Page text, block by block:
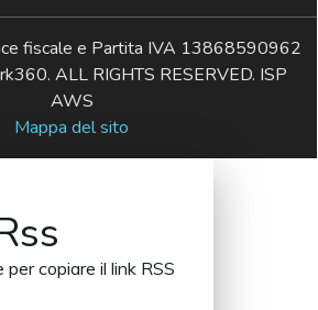
fiscale e Partita IVA 13868590962
ALL RIGHTS RESERVED. ISP
AWS
Mappa del sito
per copiare il link RSS